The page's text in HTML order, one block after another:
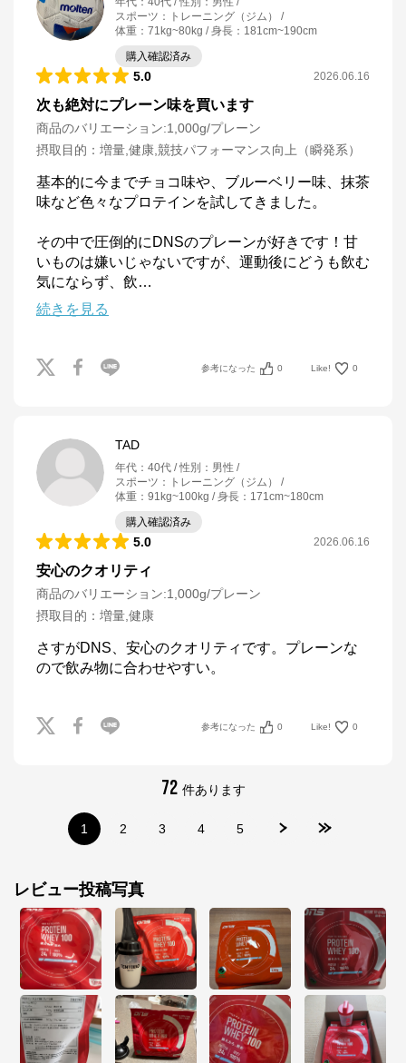
スポーツ ：
トレーニング（ジム）
体重 ： 71kg~80kg 身長 ： 181cm~190cm
購入確認済み
5.0 2026.06.16
次も絶対にプレーン味を買います
商品のバリエーション:1,000g/プレーン
摂取目的 ： 増量,健康,競技パフォーマンス向上（瞬発系）
基本的に今までチョコ味や、ブルーベリー味、抹茶
味など色々なプロテインを試してきました。
その中で圧倒的にDNSのプレーンが好きです！甘
いものは嫌いじゃないですが、運動後にどうも飲む
気にならず、飲…
続きを見る
参考になった 0 Like! 0
TAD
年代 ： 40代 性別 ： 男性
スポーツ ：
トレーニング（ジム）
体重 ： 91kg~100kg 身長 ： 171cm~180cm
購入確認済み
5.0 2026.06.16
安心のクオリティ
商品のバリエーション:1,000g/プレーン
摂取目的 ： 増量,健康
さすがDNS、安心のクオリティです。プレーンな
ので飲み物に合わせやすい。
参考になった 0 Like! 0
72 件あります
1 2 3 4 5
レビュー投稿写真